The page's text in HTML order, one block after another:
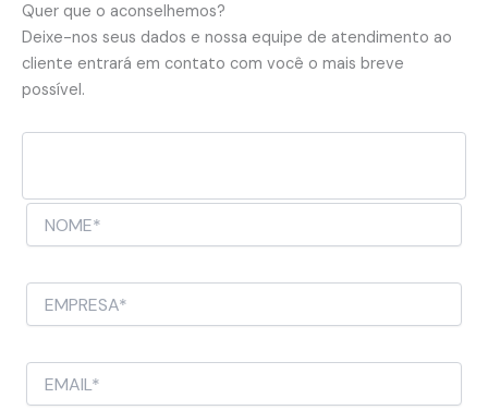
Quer que o aconselhemos?
Deixe-nos seus dados e nossa equipe de atendimento ao
cliente entrará em contato com você o mais breve
possível.